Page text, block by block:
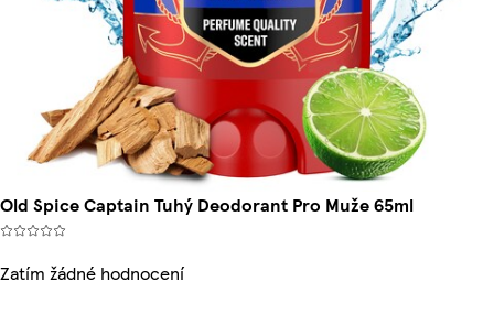
Old Spice Captain Tuhý Deodorant Pro Muže 65ml
Zatím žádné hodnocení